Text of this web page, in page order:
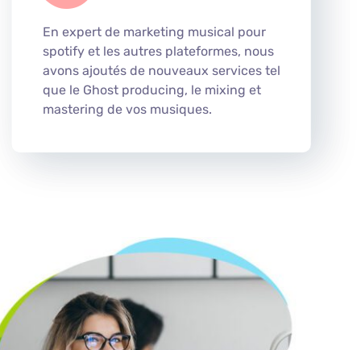
En expert de marketing musical pour
spotify et les autres plateformes, nous
avons ajoutés de nouveaux services tel
que le Ghost producing, le mixing et
mastering de vos musiques.